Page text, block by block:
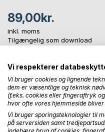
89,00kr.
inkl. moms
Tilgængelig som download
LÆG I
Føj til ønskeliste
Anmeld titel
Vi respekterer
Vi bruger cookies og lignende
dem er væsentlige og teknisk
(f.eks. cookies eller fingeraftryk
hvor ofte vores hjemmeside
Vi bruger sporingsteknologier til
på serversiden samt